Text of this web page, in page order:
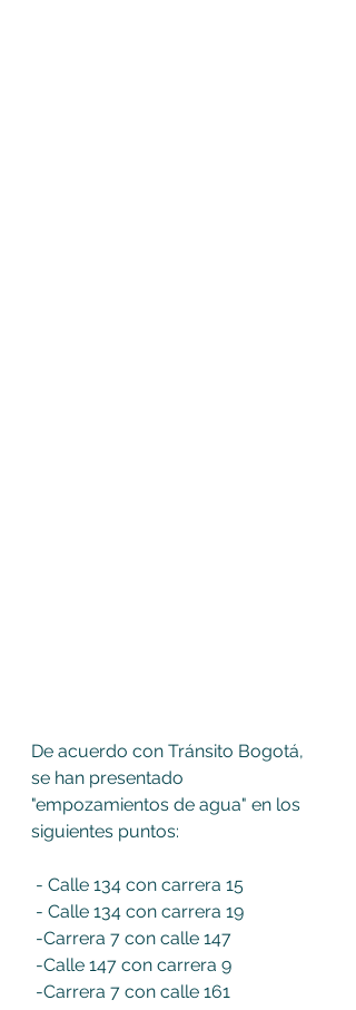
De acuerdo con Tránsito Bogotá,
se han presentado
"empozamientos de agua" en los
siguientes puntos:
- Calle 134 con carrera 15
- Calle 134 con carrera 19
-Carrera 7 con calle 147
-Calle 147 con carrera 9
-Carrera 7 con calle 161